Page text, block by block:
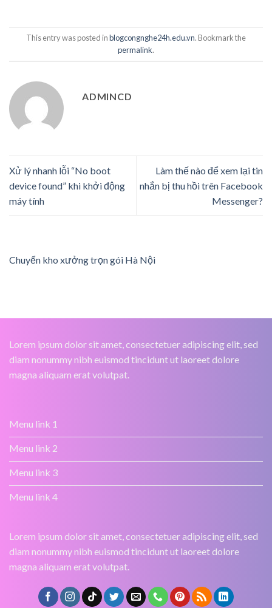
This entry was posted inblogcongnghe24h.edu.vn. Bookmark the
permalink.
ADMINCD
Xử lý nhanh lỗi “No boot
device found” khi khởi động
máy tính
Làm thế nào để xem lại tin
nhắn bị thu hồi trên Facebook
Messenger?
Chuyển kho xưởng trọn gói Hà Nội
Lorem ipsum dolor sit amet, consectetuer adipiscing elit, sed
diam nonummy nibh euismod tincidunt ut laoreet dolore
magna aliquam erat volutpat.
Menu link 1
Menu link 2
Menu link 3
Menu link 4
Lorem ipsum dolor sit amet, consectetuer adipiscing elit, sed
diam nonummy nibh euismod tincidunt ut laoreet dolore
magna aliquam erat volutpat.